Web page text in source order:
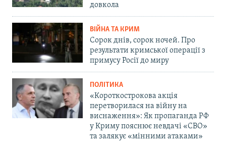
довкола
ВІЙНА ТА КРИМ
Сорок днів, сорок ночей. Про
результати кримської операції з
примусу Росії до миру
ПОЛІТИКА
«Короткострокова акція
перетворилася на війну на
виснаження»: Як пропаганда РФ
у Криму пояснює невдачі «СВО»
та залякує «мінними атаками»